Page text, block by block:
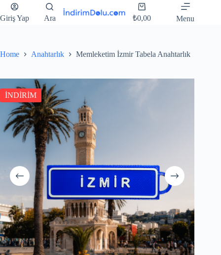
Giriş Yap Ara ₺0,00 Menu
Home Anahtarlık Memleketim İzmir Tabela Anahtarlık
İNDİRİM